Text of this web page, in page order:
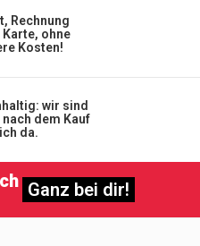
Rechnung
ohne
Kosten!
wir sind
nach dem Kauf
da.
Ganz bei dir!